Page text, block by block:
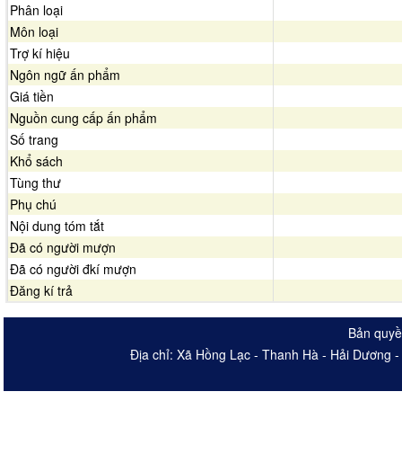
Phân loại
Môn loại
Trợ kí hiệu
Ngôn ngữ ấn phẩm
Giá tiền
Nguồn cung cấp ấn phẩm
Số trang
Khổ sách
Tùng thư
Phụ chú
Nội dung tóm tắt
Đã có người mượn
Đã có người đkí mượn
Đăng kí trả
Bản
Địa chỉ: Xã Hồng Lạc - Thanh Hà - Hải Dương